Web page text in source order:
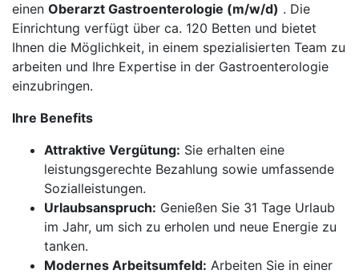
einen Oberarzt Gastroenterologie (m/w/d) . Die
Einrichtung verfügt über ca. 120 Betten und bietet
Ihnen die Möglichkeit, in einem spezialisierten Team zu
arbeiten und Ihre Expertise in der Gastroenterologie
einzubringen.
Ihre Benefits
Attraktive Vergütung: Sie erhalten eine
leistungsgerechte Bezahlung sowie umfassende
Sozialleistungen.
Urlaubsanspruch: Genießen Sie 31 Tage Urlaub
im Jahr, um sich zu erholen und neue Energie zu
tanken.
Modernes Arbeitsumfeld: Arbeiten Sie in einer